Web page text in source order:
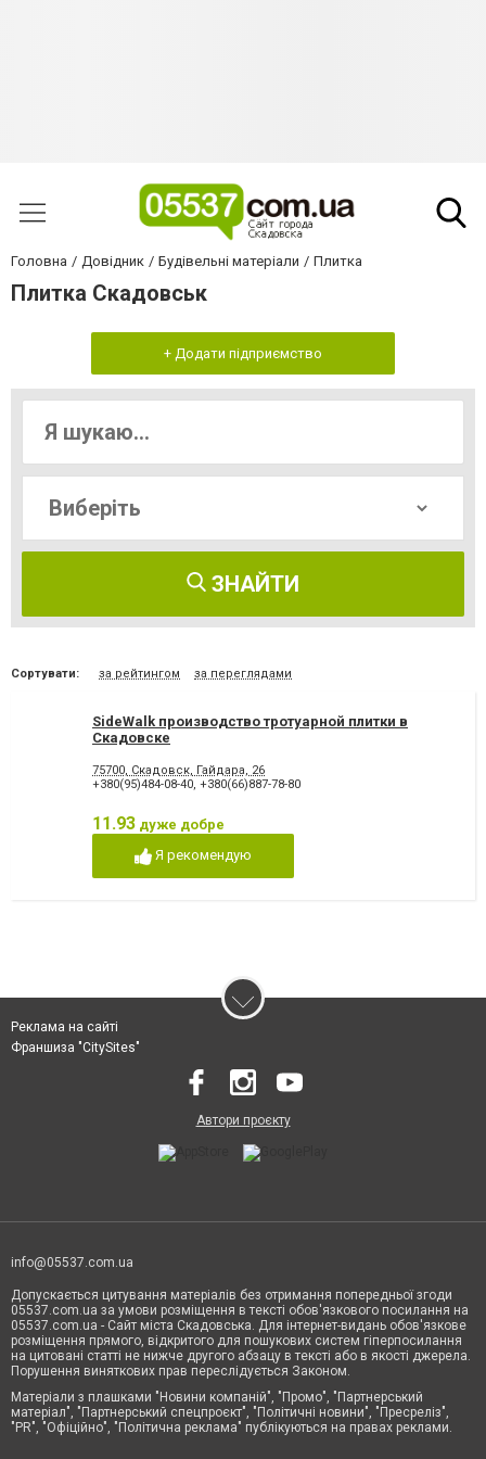
Головна Довідник Будівельні матеріали Плитка
Плитка Скадовськ
+ Додати підприємство
ЗНАЙТИ
Сортувати: за рейтингом за переглядами
SideWalk производство тротуарной плитки в
Скадовске
75700, Скадовск, Гайдара, 26
+380(95)484-08-40, +380(66)887-78-80
11.93 дуже добре
Я рекомендую
Реклама на сайті
Франшиза "CitySites"
Автори проєкту
info@05537.com.ua
Допускається цитування матеріалів без отримання попередньої згоди
05537.com.ua за умови розміщення в тексті обов'язкового посилання на
05537.com.ua - Сайт міста Скадовська. Для інтернет-видань обов'язкове
розміщення прямого, відкритого для пошукових систем гіперпосилання
на цитовані статті не нижче другого абзацу в тексті або в якості джерела.
Порушення виняткових прав переслідується Законом.
Матеріали з плашками "Новини компаній", "Промо", "Партнерський
матеріал", "Партнерський спецпроєкт", "Політичні новини", "Пресреліз",
"PR", "Офіційно", "Політична реклама" публікуються на правах реклами.